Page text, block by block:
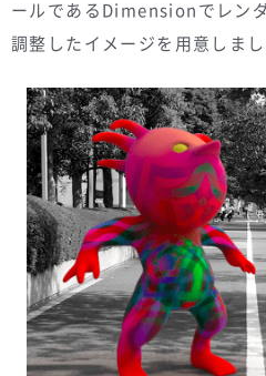
ールであるDimensionでレン
調整したイメージを用意しまし